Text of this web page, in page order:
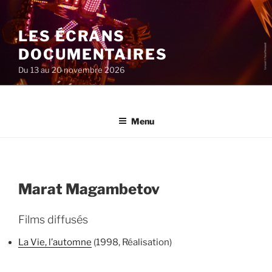
au
contenu
principal
LES ÉCRANS
DOCUMENTAIRES
Du 13 au 20 novembre 2026
Menu
Marat Magambetov
Films diffusés
La Vie, l’automne (1998, Réalisation)